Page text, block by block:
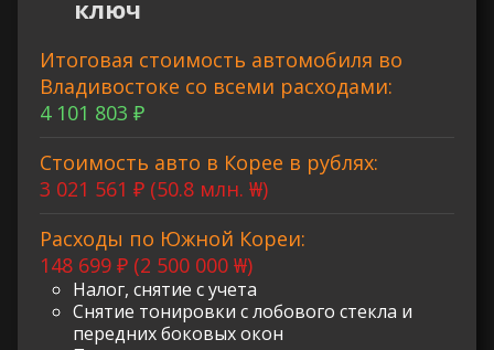
ключ
Итоговая стоимость автомобиля во
Владивостоке со всеми расходами:
4 101 803 ₽
Стоимость авто в Корее в рублях:
3 021 561 ₽ (50.8 млн. ₩)
Расходы по Южной Кореи:
148 699 ₽ (2 500 000 ₩)
Налог, снятие с учета
Снятие тонировки с лобового стекла и
передних боковых окон